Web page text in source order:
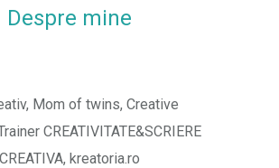
Despre mine
Mom of twins, Creative
CREATIVITATE&SCRIERE
CREATIVA, kreatoria.ro